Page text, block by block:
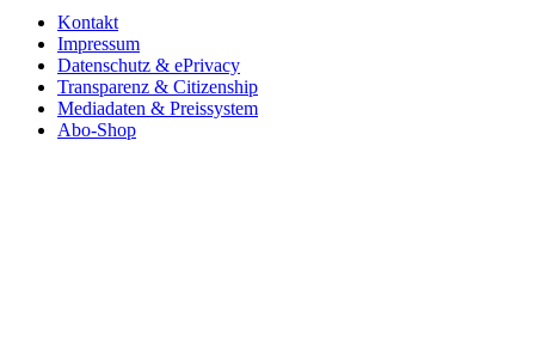
Kontakt
Impressum
Datenschutz & ePrivacy
Transparenz & Citizenship
Mediadaten & Preissystem
Abo-Shop